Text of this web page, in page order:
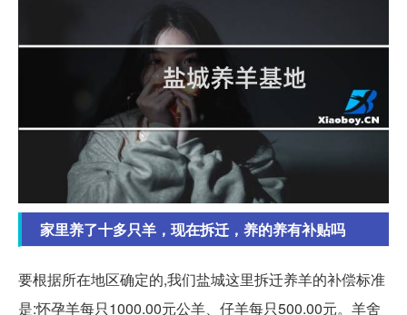
家里养了十多只羊，现在拆迁，养的养有补贴吗
要根据所在地区确定的,我们盐城这里拆迁养羊的补偿标准
是:怀孕羊每只1000.00元公羊、仔羊每只500.00元。羊舍